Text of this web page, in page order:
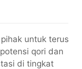
untuk terus
qori dan
di tingkat